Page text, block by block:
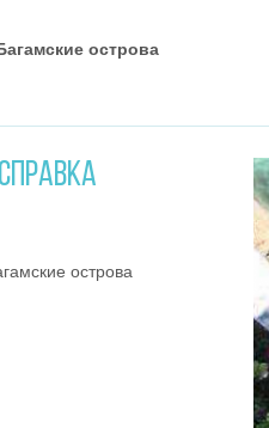
острова
острова